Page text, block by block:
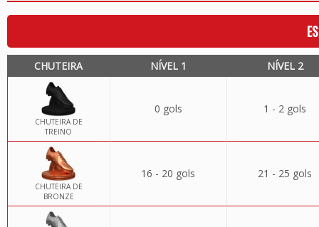
CHUTEIRA NÍVEL 1 NÍVEL 2
CHUTEIRA DE
TREINO
0 gols 1 - 2 gols
CHUTEIRA DE
BRONZE
16 - 20 gols 21 - 25 gols